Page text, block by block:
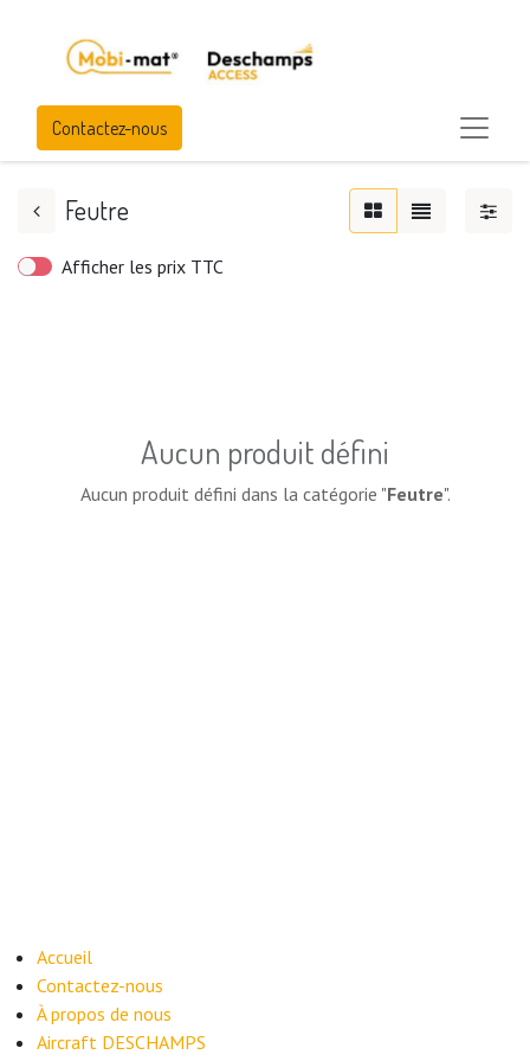
Contactez-nous
Feutre
Afficher les prix TTC
Aucun produit défini
Aucun produit défini dans la catégorie "Feutre".
Accueil
Contactez-nous
À propos de nous
​Aircraft DESCHAMPS